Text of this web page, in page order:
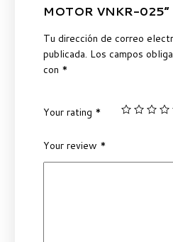
MOTOR VNKR-025”
Tu dirección de correo
publicada. Los campos
con *
Your rating *
Your review *